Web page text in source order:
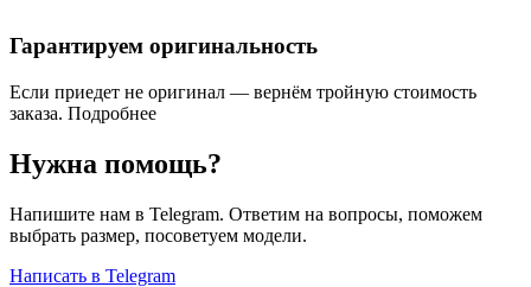
Гарантируем оригинальность
Если приедет не оригинал — вернём тройную стоимость
заказа. Подробнее
Нужна помощь?
Напишите нам в Telegram. Ответим на вопросы, поможем
выбрать размер, посоветуем модели.
Написать в Telegram